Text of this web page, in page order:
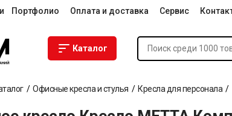
Портфолио Оплата и доставка Сервис
Каталог
Офисные кресла и стулья Кресла для персонала